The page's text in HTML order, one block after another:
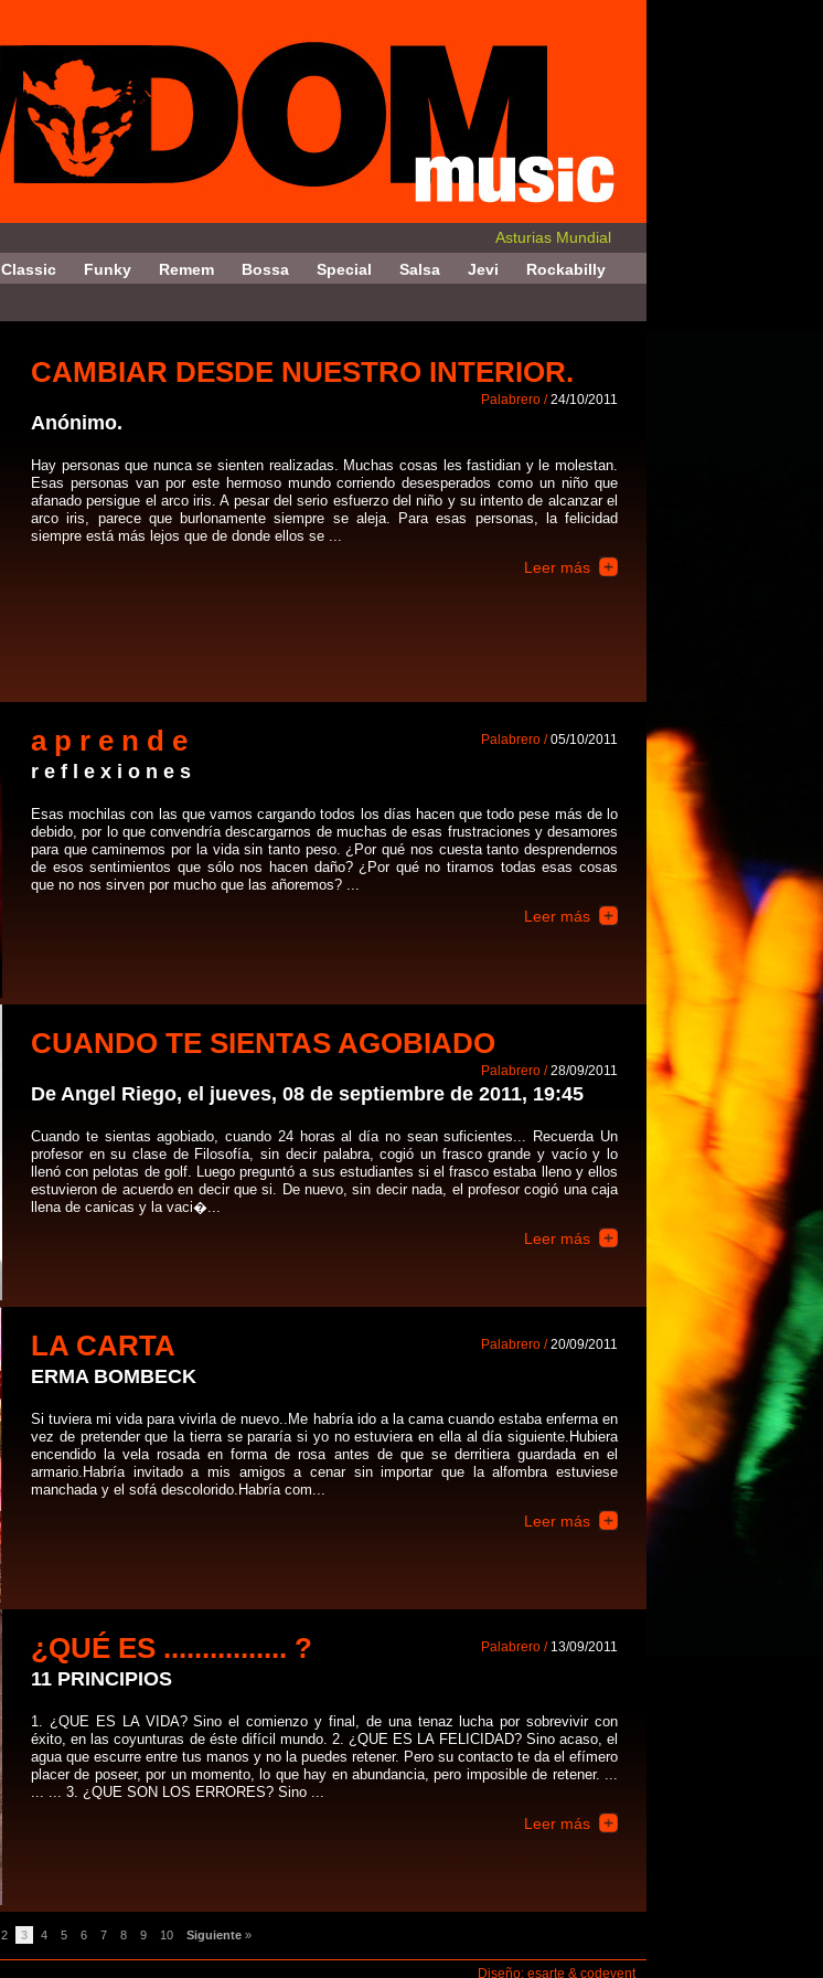
Asturias Mundial
Classic Funky Remem Bossa Special Salsa Jevi Rockabilly
CAMBIAR DESDE NUESTRO INTERIOR.
Palabrero /24/10/2011
Anónimo.
Hay personas que nunca se sienten realizadas. Muchas cosas les fastidian y le molestan.
Esas personas van por este hermoso mundo corriendo desesperados como un niño que
afanado persigue el arco iris. A pesar del serio esfuerzo del niño y su intento de alcanzar el
arco iris, parece que burlonamente siempre se aleja. Para esas personas, la felicidad
siempre está más lejos que de donde ellos se ...
Leer más
a p r e n d e Palabrero /05/10/2011
r e f l e x i o n e s
Esas mochilas con las que vamos cargando todos los días hacen que todo pese más de lo
debido, por lo que convendría descargarnos de muchas de esas frustraciones y desamores
para que caminemos por la vida sin tanto peso. ¿Por qué nos cuesta tanto desprendernos
de esos sentimientos que sólo nos hacen daño? ¿Por qué no tiramos todas esas cosas
que no nos sirven por mucho que las añoremos? ...
Leer más
CUANDO TE SIENTAS AGOBIADO
Palabrero /28/09/2011
De Angel Riego, el jueves, 08 de septiembre de 2011, 19:45
Cuando te sientas agobiado, cuando 24 horas al día no sean suficientes... Recuerda Un
profesor en su clase de Filosofía, sin decir palabra, cogió un frasco grande y vacío y lo
llenó con pelotas de golf. Luego preguntó a sus estudiantes si el frasco estaba lleno y ellos
estuvieron de acuerdo en decir que si. De nuevo, sin decir nada, el profesor cogió una caja
llena de canicas y la vaci�...
Leer más
LA CARTA Palabrero /20/09/2011
ERMA BOMBECK
Si tuviera mi vida para vivirla de nuevo..Me habría ido a la cama cuando estaba enferma en
vez de pretender que la tierra se pararía si yo no estuviera en ella al día siguiente.Hubiera
encendido la vela rosada en forma de rosa antes de que se derritiera guardada en el
armario.Habría invitado a mis amigos a cenar sin importar que la alfombra estuviese
manchada y el sofá descolorido.Habría com...
Leer más
¿QUÉ ES ................ ? Palabrero / 13/09/2011
11 PRINCIPIOS
1. ¿QUE ES LA VIDA? Sino el comienzo y final, de una tenaz lucha por sobrevivir con
éxito, en las coyunturas de éste difícil mundo. 2. ¿QUE ES LA FELICIDAD? Sino acaso, el
agua que escurre entre tus manos y no la puedes retener. Pero su contacto te da el efímero
placer de poseer, por un momento, lo que hay en abundancia, pero imposible de retener. ...
... ... 3. ¿QUE SON LOS ERRORES? Sino ...
Leer más
2 3 4 5 6 7 8 9 10 Siguiente»
Diseño: esarte & codevent